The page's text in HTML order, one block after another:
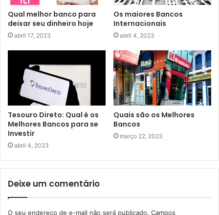
Qual melhor banco para
deixar seu dinheiro hoje
abril 17, 2023
Os maiores Bancos
Internacionais
abril 4, 2023
Tesouro Direto: Qual é os
Melhores Bancos para se
Investir
abril 4, 2023
Quais são os Melhores
Bancos
março 22, 2023
Deixe um comentário
O seu endereço de e-mail não será publicado. Campos